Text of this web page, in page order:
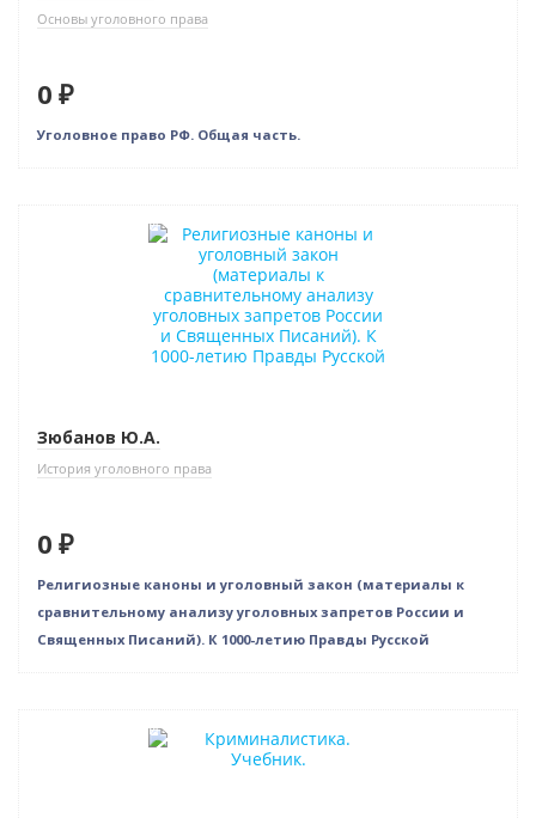
Основы уголовного права
0 ₽
Уголовное право РФ. Общая часть.
Нет в наличии
Зюбанов Ю.А.
История уголовного права
0 ₽
Религиозные каноны и уголовный закон (материалы к
сравнительному анализу уголовных запретов России и
Священных Писаний). К 1000-летию Правды Русской
Нет в наличии